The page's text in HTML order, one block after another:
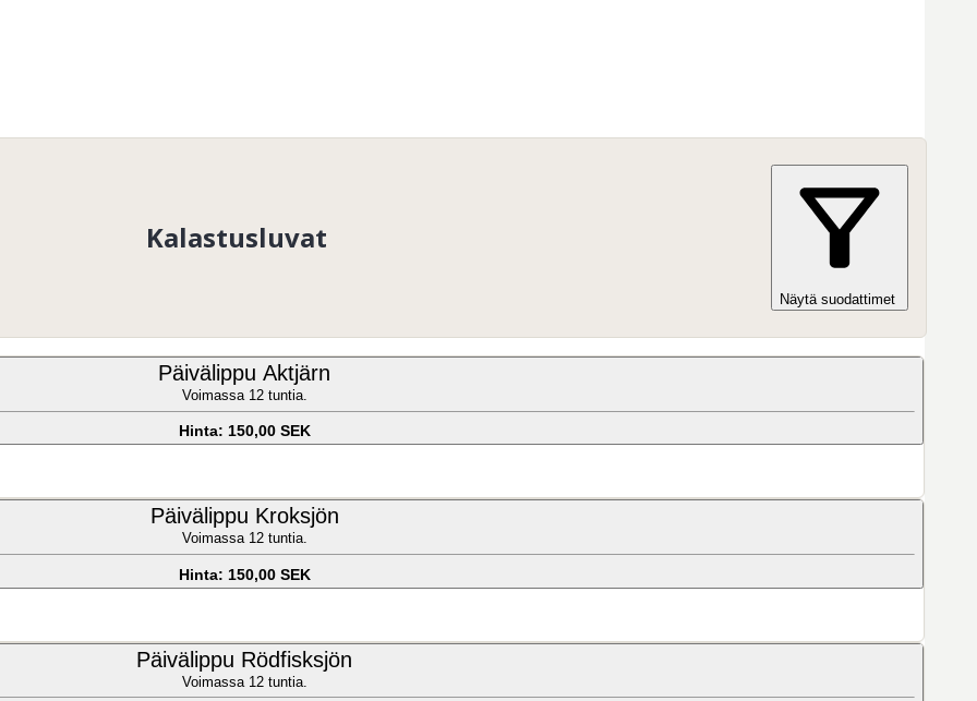
Kalastusluvat
Näytä suodattimet
Päivälippu Aktjärn
Voimassa 12 tuntia.
Hinta: 150,00 SEK
Päivälippu Kroksjön
Voimassa 12 tuntia.
Hinta: 150,00 SEK
Päivälippu Rödfisksjön
Voimassa 12 tuntia.